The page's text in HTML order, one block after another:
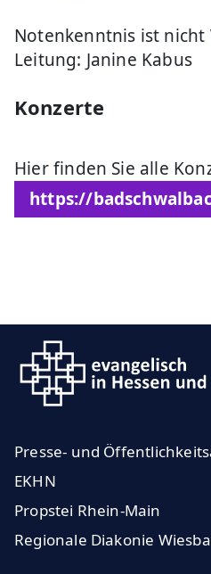
Notenkenntnis ist nicht
Leitung: Janine Kabus
Konzerte
Hier finden Sie alle
https://
Presse- und
EKHN
Propstei Rhein-Main
Regionale Diakonie